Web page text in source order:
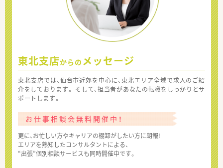
東北支店からの メッセージ
東北支店では、仙台市近郊を中心に、東北エリア全域で求人のご紹
介をしております。 そして、担当者があなたの転職をしっかりとサ
ポートします。
お仕事相談会無料開催中！
更に、お忙しい方やキャリアの棚卸がしたい方に朗報!
エリアを熟知したコンサルタントによる、
“出張”個別相談サービスも同時開催中です。